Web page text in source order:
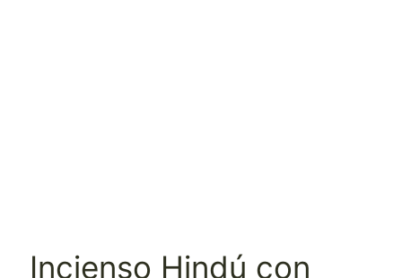
Incienso Hindú con